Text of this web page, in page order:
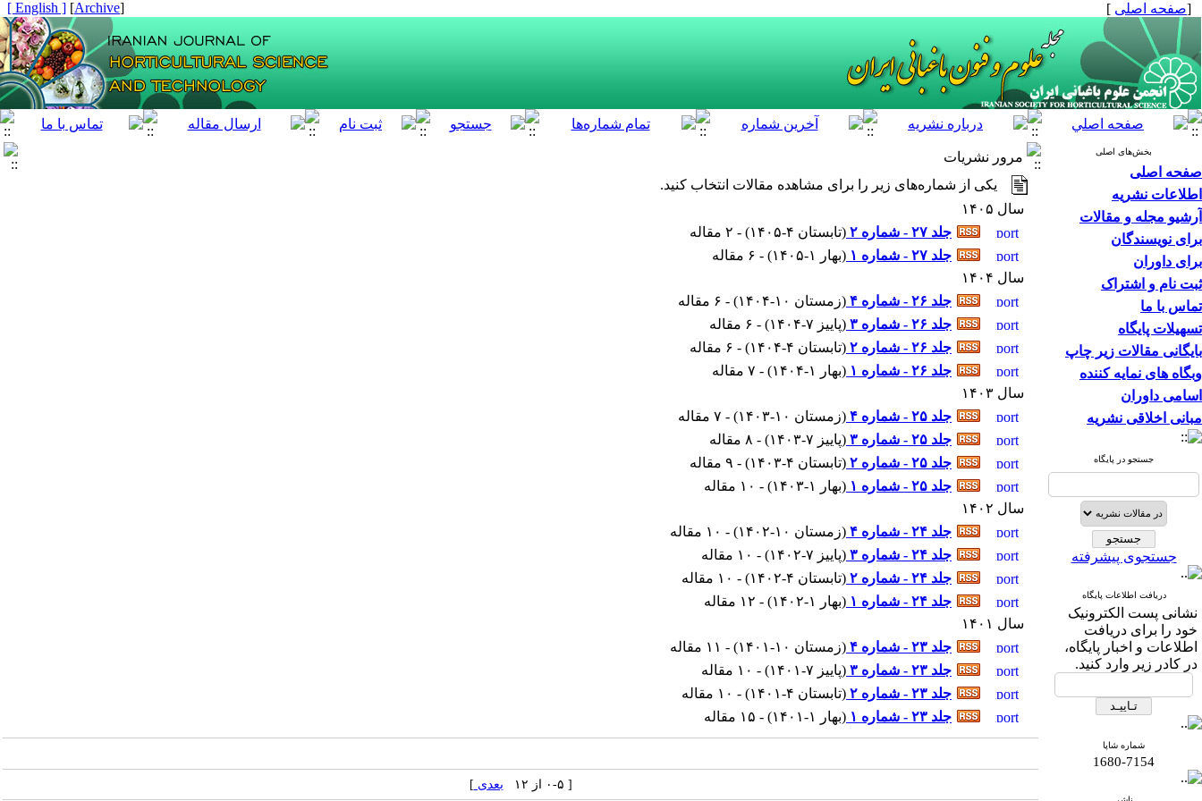
[صفحه اصلی ]
[
Archive
]
[ English ]
بخش‌های اصلی
صفحه اصلی
اطلاعات نشریه
آرشیو مجله و مقالات
برای نویسندگان
برای داوران
ثبت نام و اشتراک
تماس با ما
تسهیلات پایگاه
بایگانی مقالات زیر چاپ
وبگاه های نمایه کننده
اسامی داوران
مبانی اخلاقی نشریه
جستجو در پایگاه
جستجوی پیشرفته
دریافت اطلاعات پایگاه
نشانی پست الکترونیک
خود را برای دریافت
اطلاعات و اخبار پایگاه،
در کادر زیر وارد کنید.
شماره شاپا
1680-7154
مرور نشریات
یکی از شماره‌های زیر را برای مشاهده مقالات انتخاب کنید.
سال ۱۴۰۵
جلد ۲۷ - شماره ۲
(تابستان ۴-۱۴۰۵
) - ۲ مقاله
جلد ۲۷ - شماره ۱
(بهار ۱-۱۴۰۵
) - ۶ مقاله
سال ۱۴۰۴
جلد ۲۶ - شماره ۴
(زمستان ۱۰-۱۴۰۴
) - ۶ مقاله
جلد ۲۶ - شماره ۳
(پاییز ۷-۱۴۰۴
) - ۶ مقاله
جلد ۲۶ - شماره ۲
(تابستان ۴-۱۴۰۴
) - ۶ مقاله
جلد ۲۶ - شماره ۱
(بهار ۱-۱۴۰۴
) - ۷ مقاله
سال ۱۴۰۳
جلد ۲۵ - شماره ۴
(زمستان ۱۰-۱۴۰۳
) - ۷ مقاله
جلد ۲۵ - شماره ۳
(پاییز ۷-۱۴۰۳
) - ۸ مقاله
جلد ۲۵ - شماره ۲
(تابستان ۴-۱۴۰۳
) - ۹ مقاله
جلد ۲۵ - شماره ۱
(بهار ۱-۱۴۰۳
) - ۱۰ مقاله
سال ۱۴۰۲
جلد ۲۴ - شماره ۴
(زمستان ۱۰-۱۴۰۲
) - ۱۰ مقاله
جلد ۲۴ - شماره ۳
(پاییز ۷-۱۴۰۲
) - ۱۰ مقاله
جلد ۲۴ - شماره ۲
(تابستان ۴-۱۴۰۲
) - ۱۰ مقاله
جلد ۲۴ - شماره ۱
(بهار ۱-۱۴۰۲
) - ۱۲ مقاله
سال ۱۴۰۱
جلد ۲۳ - شماره ۴
(زمستان ۱۰-۱۴۰۱
) - ۱۱ مقاله
جلد ۲۳ - شماره ۳
(پاییز ۷-۱۴۰۱
) - ۱۰ مقاله
جلد ۲۳ - شماره ۲
(تابستان ۴-۱۴۰۱
) - ۱۰ مقاله
جلد ۲۳ - شماره ۱
(بهار ۱-۱۴۰۱ ) - ۱۵ مقاله
[ ۰-۵ از ۱۲ بعدی ]